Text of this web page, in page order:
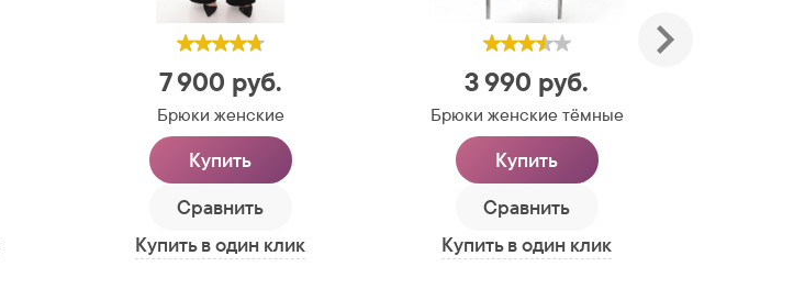
7 900 руб.
Брюки женские
Купить
Сравнить
Купить в один клик
3 990 руб.
Брюки женские тёмные
Купить
Сравнить
Купить в один клик